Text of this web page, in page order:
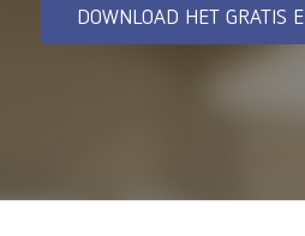
DOWNLOAD HET GRATIS